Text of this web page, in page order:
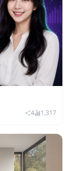
등 6개
4 1,317